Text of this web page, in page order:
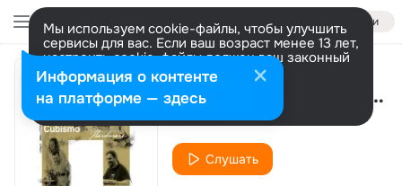
Войти
Мы используем cookie-файлы, чтобы улучшить
сервисы для вас. Если ваш возраст менее 13 лет,
настроить cookie-файлы должен ваш законный
представитель. Больше информации
Разрешить все Настроить Bailando Cha-Cha-Cha
Cubismo
Слушать
Информация о контенте
на платформе — здесь